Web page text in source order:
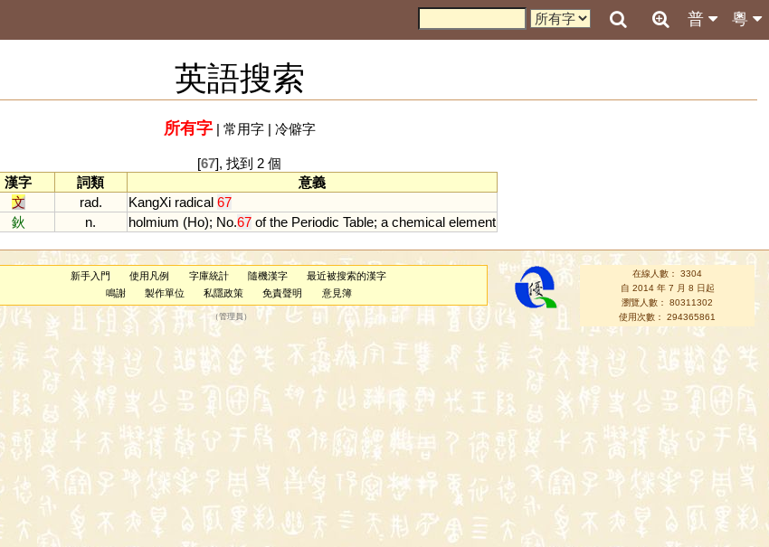
粵
普
英語搜索
所有字| 常用字| 冷僻字
[67], 找到 2 個
漢字
詞類
意義
文
rad. KangXi radical 67
鈥
n. holmium (Ho); No.67 of the Periodic Table; a chemical element
新手入門 使用凡例 字庫統計 隨機漢字
最近被搜索的漢字
鳴謝
製作單位 私隱政策 免責聲明 意見簿
（管理員 ）
在線人數： 3304
自 2014 年 7 月 8 日起
瀏覽人數： 80311302
使用次數： 294365861